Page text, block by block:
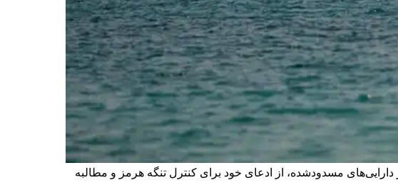
دارایی‌های مسدودشده، از ادعای خود برای کنترل تنگه هرمز و مطالبه